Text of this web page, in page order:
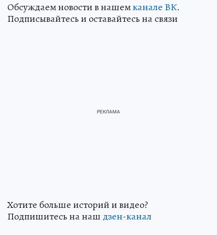
Обсуждаем новости в нашемканале ВК.
Подписывайтесь и оставайтесь на связи
Хотите больше историй и видео?
Подпишитесь на наш дзен-канал